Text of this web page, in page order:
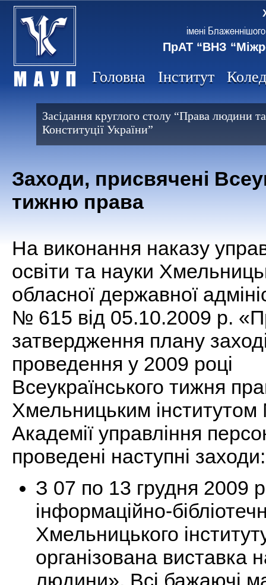
імені
ПрАТ “ВНЗ
Головна Інститут
Засідання круглого столу “Права людини
Конституції України”
Заходи, присвячені
тижню права
На виконання наказу
освіти та науки
обласної державної
№ 615 від 05.10.2009 р.
затвердження плану
проведення у 2009 році
Всеукраїнського тижня
Хмельницьким інститутом
Академії управління
проведені наступні заходи:
З 07 по 13 грудня 2009
інформаційно-
Хмельницького
організована виставка
людини». Всі бажаючі